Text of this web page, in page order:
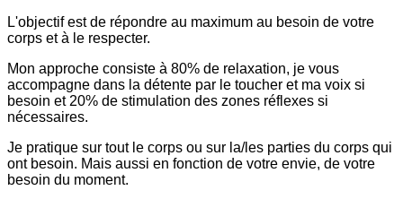
L'objectif est de répondre au maximum au besoin de votre
corps et à le respecter.
Mon approche consiste à 80% de relaxation, je vous
accompagne dans la détente par le toucher et ma voix si
besoin et 20% de stimulation des zones réflexes si
nécessaires.
Je pratique sur tout le corps ou sur la/les parties du corps qui
ont besoin. Mais aussi en fonction de votre envie, de votre
besoin du moment.